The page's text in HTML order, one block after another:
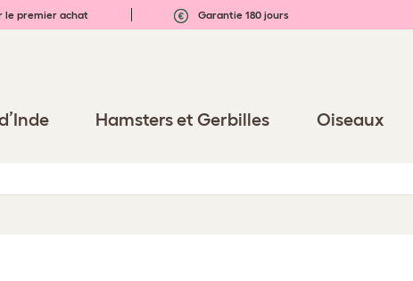
le premier achat Garantie 180 jours
Hamsters et Gerbilles Oiseaux